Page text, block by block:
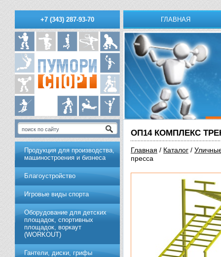
+7 (343) 287-93-70 ГЛАВНАЯ
ОП14 КОМПЛЕКС
Главная / Каталог /
пресса
Продукция для производства,
машиностроения и бизнеса
Благоустройство
Игровые виды спорта
Оборудование для детских
площадок, спортивных
площадок, воркаут
(WORKOUT)
Гантели, диски, грифы